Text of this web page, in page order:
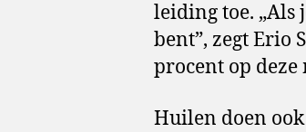
leiding toe. „Als
bent”, zegt Erio
procent op
Huilen doen